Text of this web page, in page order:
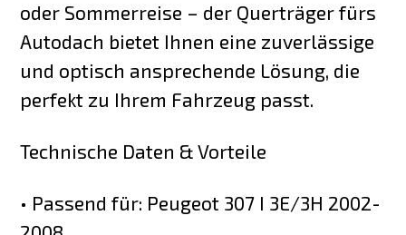
oder Sommerreise – der Querträger fürs
Autodach bietet Ihnen eine zuverlässige
und optisch ansprechende Lösung, die
perfekt zu Ihrem Fahrzeug passt.
Technische Daten & Vorteile
• Passend für: Peugeot 307 I 3E/3H 2002-